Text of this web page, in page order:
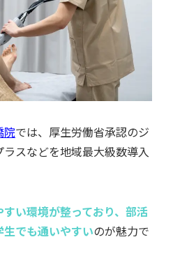
すい環境が整っており、部活
生でも通いやすいのが魅力で
キッズ脱毛
詳細